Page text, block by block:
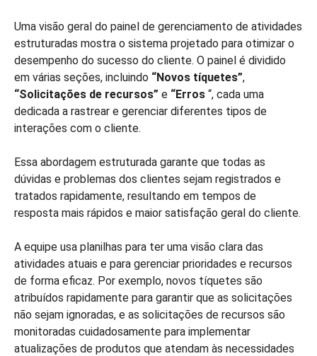
Uma visão geral do painel de gerenciamento de atividades
estruturadas mostra o sistema projetado para otimizar o
desempenho do sucesso do cliente. O painel é dividido
em várias seções, incluindo “Novos tíquetes”,
“Solicitações de recursos” e “Erros “, cada uma
dedicada a rastrear e gerenciar diferentes tipos de
interações com o cliente.
Essa abordagem estruturada garante que todas as
dúvidas e problemas dos clientes sejam registrados e
tratados rapidamente, resultando em tempos de
resposta mais rápidos e maior satisfação geral do cliente.
A equipe usa planilhas para ter uma visão clara das
atividades atuais e para gerenciar prioridades e recursos
de forma eficaz. Por exemplo, novos tíquetes são
atribuídos rapidamente para garantir que as solicitações
não sejam ignoradas, e as solicitações de recursos são
monitoradas cuidadosamente para implementar
atualizações de produtos que atendam às necessidades